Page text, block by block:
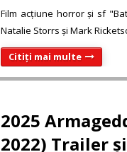
Film acțiune horror și sf
Natalie Storrs și Mark
Citiți mai multe
2025
2022) Trailer